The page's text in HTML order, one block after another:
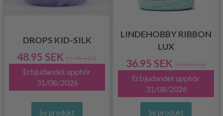
DROPS KID-SILK
48.95 SEK 55.95 SEK
Erbjudandet upphör
31/08/2026
Se produkt
LINDEHOBBY RIBBON
LUX
36.95 SEK 73.95 SEK
Erbjudandet upphör
31/08/2026
Se produkt